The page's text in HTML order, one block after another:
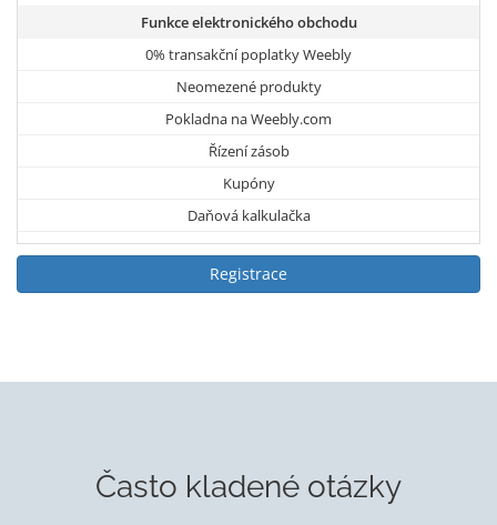
Funkce elektronického obchodu
0% transakční poplatky Weebly
Neomezené produkty
Pokladna na Weebly.com
Řízení zásob
Kupóny
Daňová kalkulačka
Registrace
Často kladené otázky